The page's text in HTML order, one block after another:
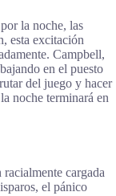
la noche, las
esta excitación
Campbell,
en el puesto
del juego y hacer
noche terminará en
cargada
el pánico